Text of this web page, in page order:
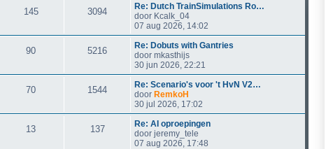
145 3094
Re: Dutch TrainSimulations Ro…
door Kcalk_04
07 aug 2026, 14:02
90 5216
Re: Dobuts with Gantries
door mkasthijs
30 jun 2026, 22:21
70 1544
Re: Scenario's voor 't HvN V2…
door RemkoH
30 jul 2026, 17:02
13 137
Re: AI oproepingen
door jeremy_tele
07 aug 2026, 17:48